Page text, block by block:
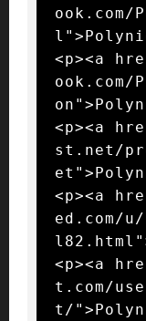
ook.com/
<p><a
ook.com/
<p><a
st.net/
<p><a
ed.com/
<p><a
t.com/
t/